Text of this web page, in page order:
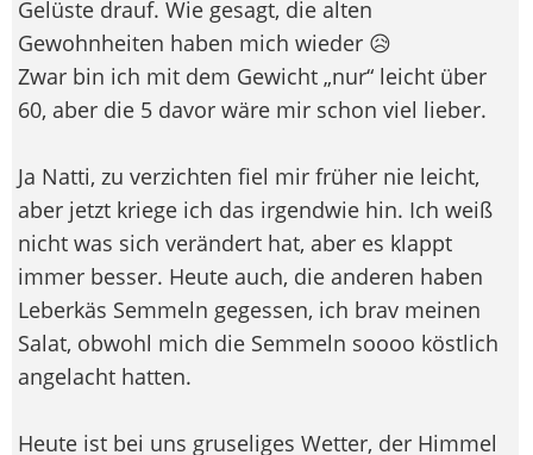
Gelüste drauf. Wie gesagt, die alten
Gewohnheiten haben mich wieder 😥
Zwar bin ich mit dem Gewicht „nur“ leicht über
60, aber die 5 davor wäre mir schon viel lieber.
Ja Natti, zu verzichten fiel mir früher nie leicht,
aber jetzt kriege ich das irgendwie hin. Ich weiß
nicht was sich verändert hat, aber es klappt
immer besser. Heute auch, die anderen haben
Leberkäs Semmeln gegessen, ich brav meinen
Salat, obwohl mich die Semmeln soooo köstlich
angelacht hatten.
Heute ist bei uns gruseliges Wetter, der Himmel